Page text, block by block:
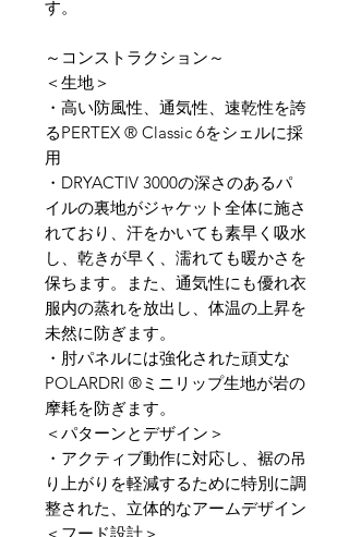
す。
～コンストラクション～
＜生地＞
・高い防風性、通気性、速乾性を誇
るPERTEX ® Classic 6をシェルに採
用
・DRYACTIV 3000の深さのあるパ
イルの裏地がジャケット全体に施さ
れており、汗をかいても素早く吸水
し、乾きが早く、濡れても暖かさを
保ちます。また、通気性にも優れ衣
服内の蒸れを放出し、体温の上昇を
未然に防ぎます。
・肘パネルには強化された頑丈な
POLARDRI ®ミニリップ生地が岩の
摩耗を防ぎます。
＜パターンとデザイン＞
・アクティブ動作に対応し、裾の吊
り上がりを軽減するために特別に調
整された、立体的なアームデザイン